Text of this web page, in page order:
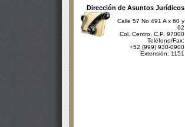
Dirección de Asuntos Jurídicos
Calle 57 No 491 A x 60 y
62
Col. Centro, C.P. 97000
Teléfono/Fax:
+52 (999) 930-0900
Extensión: 1151